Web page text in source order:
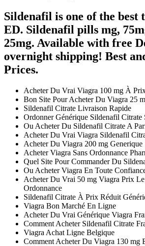
Sildenafil is one of the best
ED. Sildenafil pills mg,
25mg. Available with free
overnight shipping! Best
Prices.
Acheter Du Vrai Viagra 100 mg À
Bon Site Pour Acheter Du Viagra 25
Sildenafil Citrate Livraison Rapide
Ordonner Générique Sildenafil Citrate
Ou Acheter Du Sildenafil Citrate A
Acheter Du Vrai Viagra Sildenafil
Acheter Du Viagra 200 mg Generique
Acheter Viagra Sans Ordonnance
Quel Site Pour Commander Du
Ou Acheter Viagra En Toute
Acheter Du Vrai 50 mg Viagra Prix
Ordonnance
Sildenafil Citrate À Prix Réduit
Viagra Bon Marché En Ligne
Acheter Du Vrai Générique Viagra
Comment Acheter Sildenafil Citrate
Viagra Achat Ligne Belgique
Comment Acheter Du Viagra 130 mg